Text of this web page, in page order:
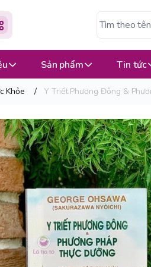
Sản phẩm Tin tức
Khỏe / Y Triết Phương Đông &